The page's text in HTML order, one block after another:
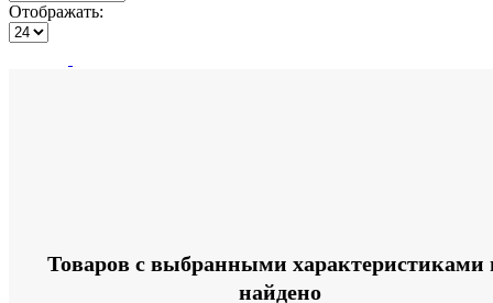
Отображать:
Товаров с выбранными характеристиками
найдено